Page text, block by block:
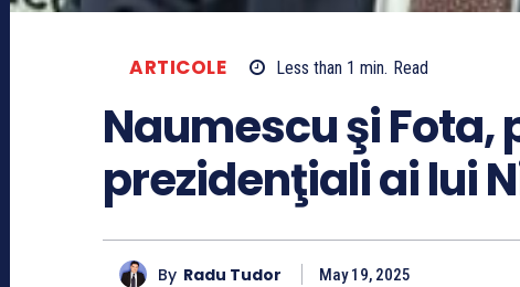
ARTICOLE Less than 1 min. Read
Naumescu şi
prezidenţiali ai lui
By Radu Tudor May 19, 2025